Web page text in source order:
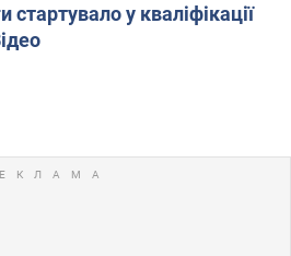
у кваліфікації